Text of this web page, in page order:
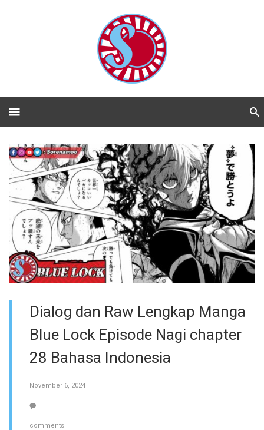
Dialog dan Raw Lengkap Manga
Blue Lock Episode Nagi chapter
28 Bahasa Indonesia
November 6, 2024
comments